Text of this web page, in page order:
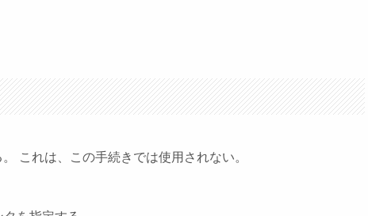
これは、この手続きでは使用されない。